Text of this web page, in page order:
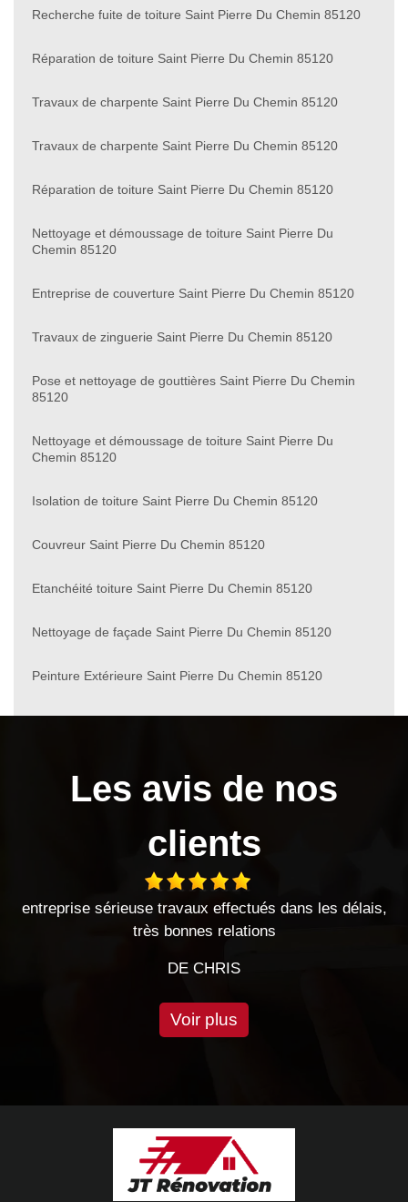
Recherche fuite de toiture Saint Pierre Du Chemin 85120
Réparation de toiture Saint Pierre Du Chemin 85120
Travaux de charpente Saint Pierre Du Chemin 85120
Travaux de charpente Saint Pierre Du Chemin 85120
Réparation de toiture Saint Pierre Du Chemin 85120
Nettoyage et démoussage de toiture Saint Pierre Du
Chemin 85120
Entreprise de couverture Saint Pierre Du Chemin 85120
Travaux de zinguerie Saint Pierre Du Chemin 85120
Pose et nettoyage de gouttières Saint Pierre Du Chemin
85120
Nettoyage et démoussage de toiture Saint Pierre Du
Chemin 85120
Isolation de toiture Saint Pierre Du Chemin 85120
Couvreur Saint Pierre Du Chemin 85120
Etanchéité toiture Saint Pierre Du Chemin 85120
Nettoyage de façade Saint Pierre Du Chemin 85120
Peinture Extérieure Saint Pierre Du Chemin 85120
Les avis de nos
clients
entreprise sérieuse travaux effectués dans les délais,
très bonnes relations
DE CHRIS
Voir plus